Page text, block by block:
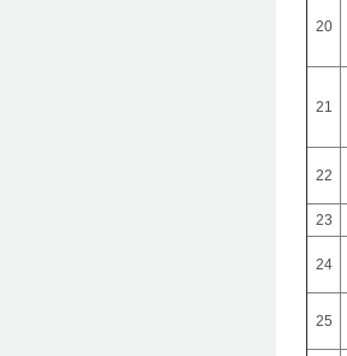
20
21
22
23
24
25